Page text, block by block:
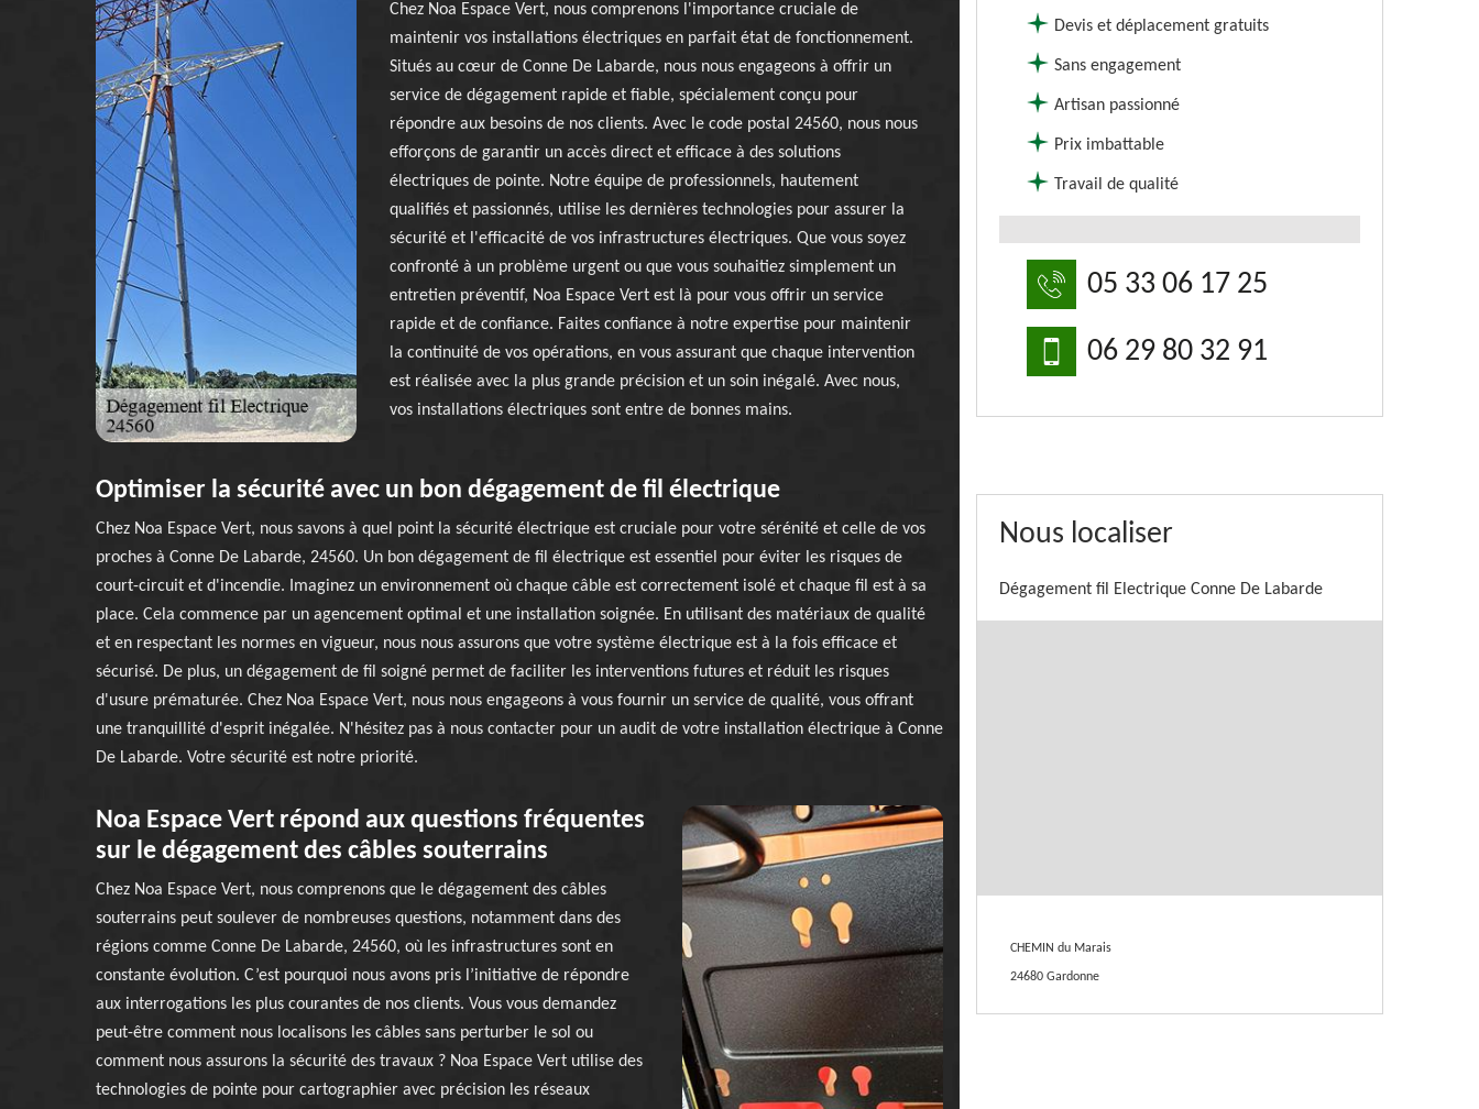
Chez Noa Espace Vert, nous comprenons l'importance cruciale de
maintenir vos installations électriques en parfait état de fonctionnement.
Situés au cœur de Conne De Labarde, nous nous engageons à offrir un
service de dégagement rapide et fiable, spécialement conçu pour
répondre aux besoins de nos clients. Avec le code postal 24560, nous nous
efforçons de garantir un accès direct et efficace à des solutions
électriques de pointe. Notre équipe de professionnels, hautement
qualifiés et passionnés, utilise les dernières technologies pour assurer la
sécurité et l'efficacité de vos infrastructures électriques. Que vous soyez
confronté à un problème urgent ou que vous souhaitiez simplement un
entretien préventif, Noa Espace Vert est là pour vous offrir un service
rapide et de confiance. Faites confiance à notre expertise pour maintenir
la continuité de vos opérations, en vous assurant que chaque intervention
est réalisée avec la plus grande précision et un soin inégalé. Avec nous,
vos installations électriques sont entre de bonnes mains.
Optimiser la sécurité avec un bon dégagement de fil électrique
Chez Noa Espace Vert, nous savons à quel point la sécurité électrique est cruciale pour votre sérénité et celle de vos
proches à Conne De Labarde, 24560. Un bon dégagement de fil électrique est essentiel pour éviter les risques de
court-circuit et d'incendie. Imaginez un environnement où chaque câble est correctement isolé et chaque fil est à sa
place. Cela commence par un agencement optimal et une installation soignée. En utilisant des matériaux de qualité
et en respectant les normes en vigueur, nous nous assurons que votre système électrique est à la fois efficace et
sécurisé. De plus, un dégagement de fil soigné permet de faciliter les interventions futures et réduit les risques
d'usure prématurée. Chez Noa Espace Vert, nous nous engageons à vous fournir un service de qualité, vous offrant
une tranquillité d'esprit inégalée. N'hésitez pas à nous contacter pour un audit de votre installation électrique à Conne
De Labarde. Votre sécurité est notre priorité.
Noa Espace Vert répond aux questions fréquentes
sur le dégagement des câbles souterrains
Chez Noa Espace Vert, nous comprenons que le dégagement des câbles
souterrains peut soulever de nombreuses questions, notamment dans des
régions comme Conne De Labarde, 24560, où les infrastructures sont en
constante évolution. C’est pourquoi nous avons pris l’initiative de répondre
aux interrogations les plus courantes de nos clients. Vous vous demandez
peut-être comment nous localisons les câbles sans perturber le sol ou
comment nous assurons la sécurité des travaux ? Noa Espace Vert utilise des
technologies de pointe pour cartographier avec précision les réseaux
Devis et déplacement gratuits
Sans engagement
Artisan passionné
Prix imbattable
Travail de qualité
05 33 06 17 25
06 29 80 32 91
Nous localiser
Dégagement fil Electrique Conne De Labarde
CHEMIN du Marais
24680 Gardonne